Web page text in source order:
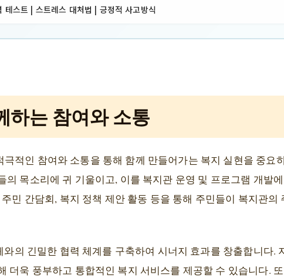
테스트 | 스트레스 대처법 | 긍정적 사고방식
하는 참여와 소통
적인 참여와 소통을 통해 함께 만들어가는 복지 실현을 중요
의 목소리에 귀 기울이고, 이를 복지관 운영 및 프로그램 개발
민 간담회, 복지 정책 제안 활동 등을 통해 주민들이 복지관의
의 긴밀한 협력 체계를 구축하여 시너지 효과를 창출합니다.
더욱 풍부하고 통합적인 복지 서비스를 제공할 수 있습니다.